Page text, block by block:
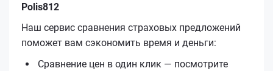
Polis812
Наш сервис сравнения страховых предложений
поможет вам сэкономить время и деньги:
Сравнение цен в один клик — посмотрите